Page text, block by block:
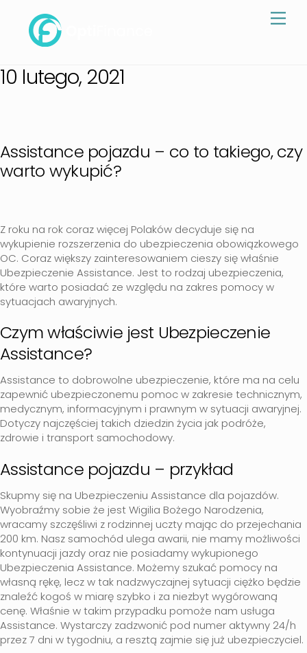
content
10 lutego, 2021
Assistance pojazdu – co to takiego, czy
warto wykupić?
Z roku na rok coraz więcej Polaków decyduje się na
wykupienie rozszerzenia do ubezpieczenia obowiązkowego
OC. Coraz większy zainteresowaniem cieszy się właśnie
Ubezpieczenie Assistance. Jest to rodzaj ubezpieczenia,
które warto posiadać ze względu na zakres pomocy w
sytuacjach awaryjnych.
Czym właściwie jest Ubezpieczenie
Assistance?
Assistance to dobrowolne ubezpieczenie, które ma na celu
zapewnić ubezpieczonemu pomoc w zakresie technicznym,
medycznym, informacyjnym i prawnym w sytuacji awaryjnej.
Dotyczy najczęściej takich dziedzin życia jak podróże,
zdrowie i transport samochodowy.
Assistance pojazdu – przykład
Skupmy się na Ubezpieczeniu Assistance dla pojazdów.
Wyobraźmy sobie że jest Wigilia Bożego Narodzenia,
wracamy szczęśliwi z rodzinnej uczty mając do przejechania
200 km. Nasz samochód ulega awarii, nie mamy możliwości
kontynuacji jazdy oraz nie posiadamy wykupionego
Ubezpieczenia Assistance. Możemy szukać pomocy na
własną rękę, lecz w tak nadzwyczajnej sytuacji ciężko będzie
znaleźć kogoś w miarę szybko i za niezbyt wygórowaną
cenę. Właśnie w takim przypadku pomoże nam usługa
Assistance. Wystarczy zadzwonić pod numer aktywny 24/h
przez 7 dni w tygodniu, a resztą zajmie się już ubezpieczyciel.